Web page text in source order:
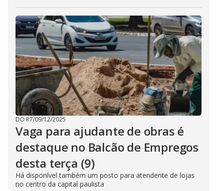
DO R7/09/12/2025
Vaga para ajudante de obras é
destaque no Balcão de Empregos
desta terça (9)
Há disponível também um posto para atendente de lojas
no centro da capital paulista